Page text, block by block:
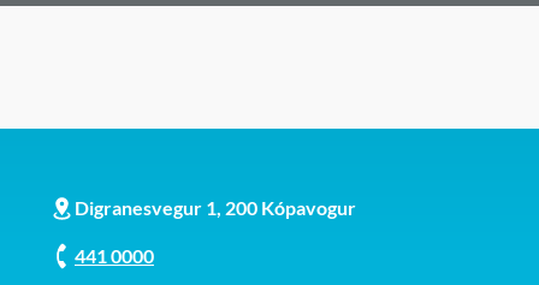
Digranesvegur 1, 200 Kópavogur
441 0000